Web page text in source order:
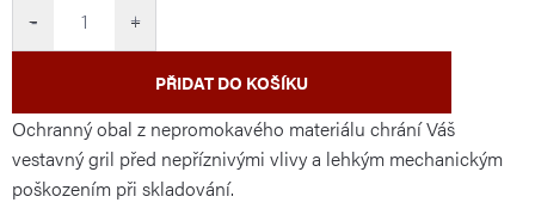
+
−
PŘIDAT DO KOŠÍKU
Ochranný obal z nepromokavého materiálu chrání Váš
vestavný gril před nepříznivými vlivy a lehkým mechanickým
poškozením při skladování.